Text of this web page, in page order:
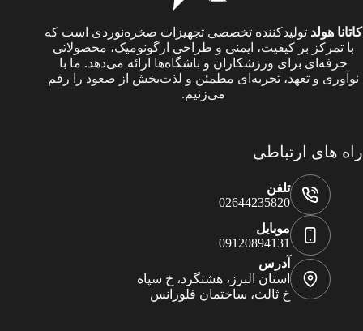
کاتانا هولد تولیدکننده تخصصی تجهیزات صخره‌نوردی است که
با تمرکز بر کیفیت، ایمنی و طراحی ارگونومیک، محصولاتی
حرفه‌ای برای ورزشکاران و باشگاه‌ها ارائه می‌دهد. ما با
نوآوری و تعهد، تجربه‌ای مطمئن و لذت‌بخش از صعود را رقم
می‌زنیم.
راه های ارتباطی
تلفن
02644235820
موبایل
09120894131
آدرس
استان البرز، هشتگرد، خ سپاه
خ ثالث، ساختمان فلورانس